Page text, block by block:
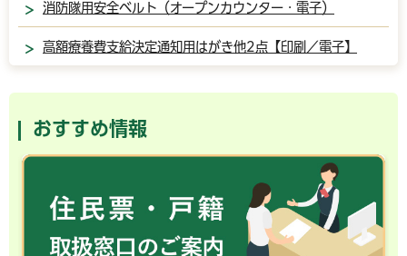
消防隊用安全ベルト（オープンカウンター・電子）
高額療養費支給決定通知用はがき他2点【印刷／電子】
おすすめ情報